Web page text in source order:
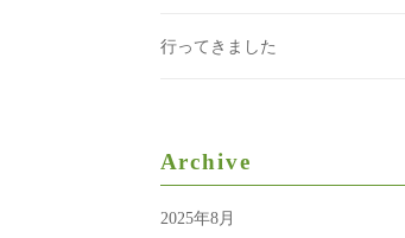
行ってきました
Archive
2025年8月